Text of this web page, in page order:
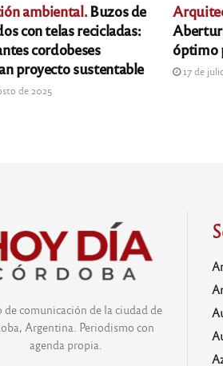
ambiental.Buzos de
con telas recicladas:
cordobeses
proyecto sustentable
de 2025
óptimo
17 de
de comunicación de la ciudad de
Argentina. Periodismo con
agenda propia.